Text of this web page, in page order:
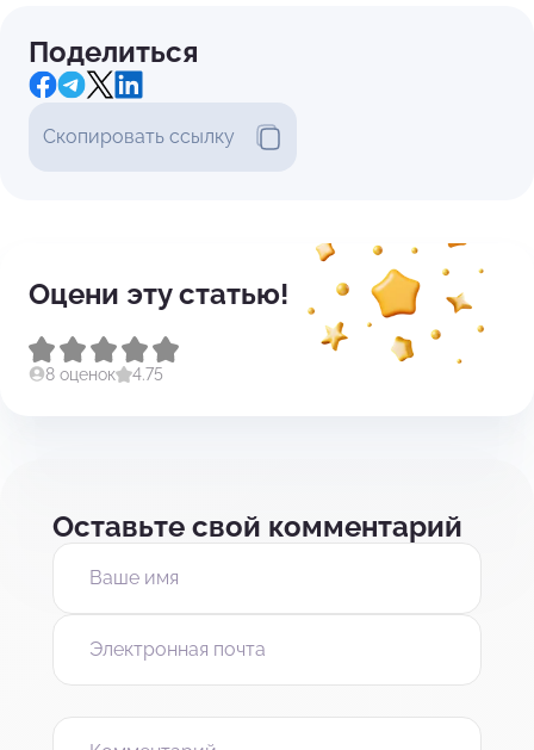
Поделиться
Скопировать ссылку
Оцени эту статью!
8 оценок 4.75
Оставьте свой комментарий